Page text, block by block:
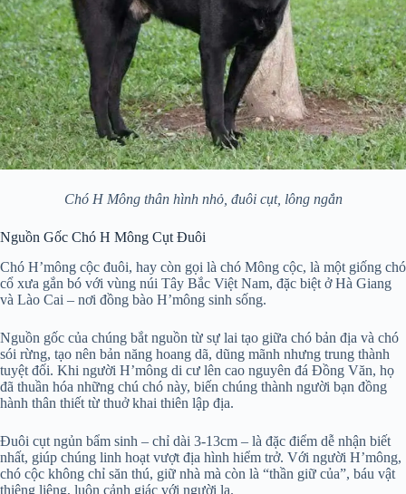
Chó H Mông thân hình nhỏ, đuôi cụt, lông ngắn
Nguồn Gốc Chó H Mông Cụt Đuôi
Chó H’mông cộc đuôi, hay còn gọi là chó Mông cộc, là một giống chó
cổ xưa gắn bó với vùng núi Tây Bắc Việt Nam, đặc biệt ở Hà Giang
và Lào Cai – nơi đồng bào H’mông sinh sống.
Nguồn gốc của chúng bắt nguồn từ sự lai tạo giữa chó bản địa và chó
sói rừng, tạo nên bản năng hoang dã, dũng mãnh nhưng trung thành
tuyệt đối. Khi người H’mông di cư lên cao nguyên đá Đồng Văn, họ
đã thuần hóa những chú chó này, biến chúng thành người bạn đồng
hành thân thiết từ thuở khai thiên lập địa.
Đuôi cụt ngủn bẩm sinh – chỉ dài 3-13cm – là đặc điểm dễ nhận biết
nhất, giúp chúng linh hoạt vượt địa hình hiểm trở. Với người H’mông,
chó cộc không chỉ săn thú, giữ nhà mà còn là “thần giữ của”, báu vật
thiêng liêng, luôn cảnh giác với người lạ.